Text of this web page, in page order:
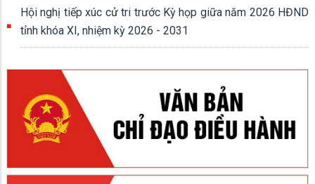
Hội nghị tiếp xúc cử tri trước Kỳ họp giữa năm 2026 HĐND
tỉnh khóa XI, nhiệm kỳ 2026 - 2031